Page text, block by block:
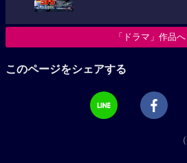
「ドラマ」作品へ
このページをシェアする
（